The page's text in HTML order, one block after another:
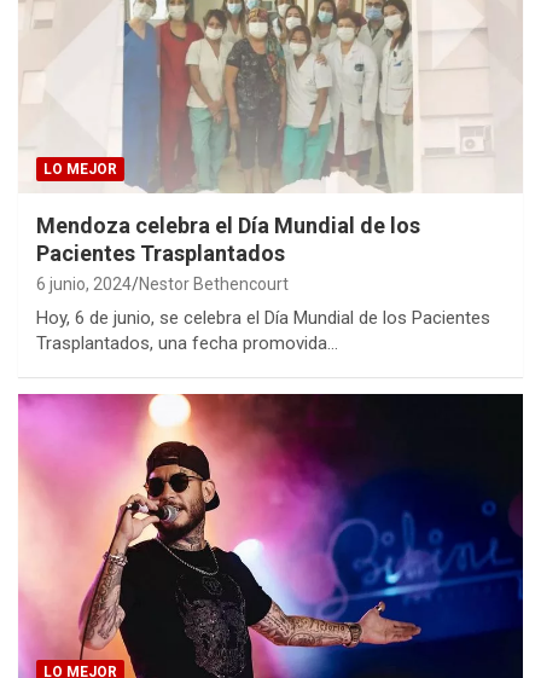
LO MEJOR
Mendoza celebra el Día Mundial de los
Pacientes Trasplantados
6 junio, 2024 Nestor Bethencourt
Hoy, 6 de junio, se celebra el Día Mundial de los Pacientes
Trasplantados, una fecha promovida…
LO MEJOR